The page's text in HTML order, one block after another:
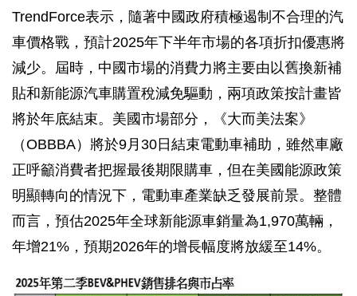
TrendForce表示，隨著中國政府積極遏制不合理的汽
車價格戰，預計2025年下半年市場的各項折扣優惠將
減少。屆時，中國市場的消費力將主要由以舊換新補
貼和新能源汽車購置稅減免驅動，兩項政策按計畫皆
將於年底結束。美國市場部分，《大而美法案》
（OBBBA）將於9月30日結束電動車補助，雖然車廠
正呼籲消費者把握最後期限購車，但在美國能源政策
明顯轉向的情況下，電動車產業缺乏發展前景。整體
而言，預估2025年全球新能源車銷量為1,970萬輛，
年增21%，預期2026年的增長幅度將放緩至14%。